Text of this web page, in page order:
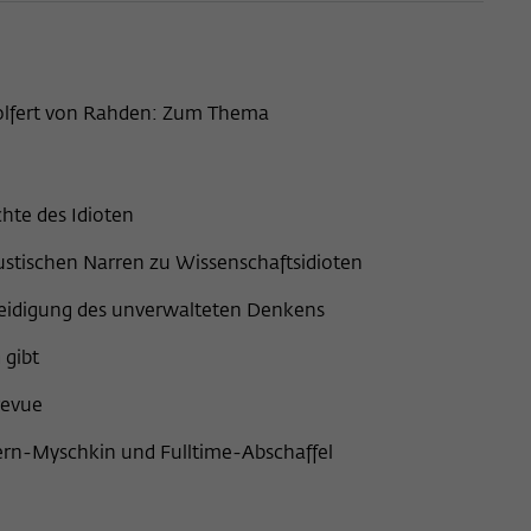
von Rahden: Zum Thema
des Idioten
Narren zu Wissenschaftsidioten
des unverwalteten Denkens
gibt
Myschkin und Fulltime-Abschaffel